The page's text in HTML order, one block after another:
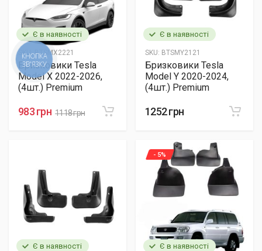
Є в наявності
SKU:BTSMX2221
Бризковики Tesla
Model X 2022-2026,
(4шт.) Premium
983 грн 1118 грн
Є в наявності
SKU: BTSMY2121
Бризковики Tesla
Model Y 2020-2024,
(4шт.) Premium
1252 грн
Є в наявності Є в наявності
- 5%
КНОПКА
ЗВ'ЯЗКУ